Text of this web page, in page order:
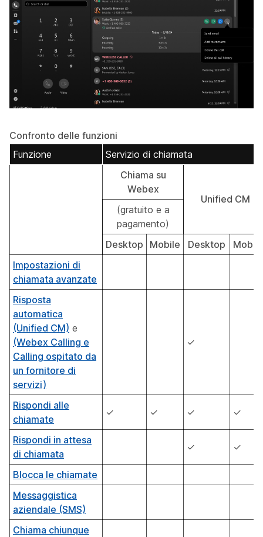
Confronto delle funzioni
Funzione
Servizio di chiamata
Chiama su
Webex
Unified CM
(gratuito e a
pagamento)
Desktop
Mobile Desktop
Mobile
Impostazioni di
chiamata avanzate
Risposta
automatica
(Unified CM) e
(Webex Calling e
Calling ospitato da
un fornitore di
servizi)
✓
Rispondi alle
chiamate
✓ ✓ ✓ ✓
Rispondi in attesa
di chiamata
✓ ✓
Blocca le chiamate
Messaggistica
aziendale (SMS)
Chiama chiunque